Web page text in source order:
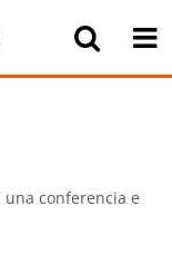
conferencia en